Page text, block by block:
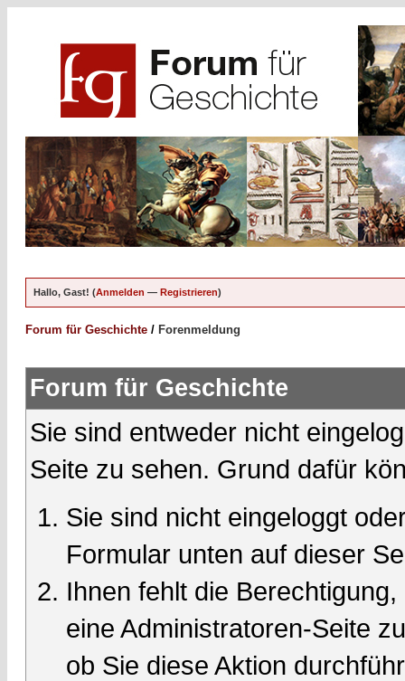
Hallo, Gast! (Anmelden — Registrieren)
Forum für Geschichte / Forenmeldung
Forum für Geschichte
Sie sind entweder nicht
Seite zu sehen. Grund dafür
Sie sind nicht eingeloggt
Formular unten auf dieser
Ihnen fehlt die
eine Administratoren-Seite
ob Sie diese Aktion